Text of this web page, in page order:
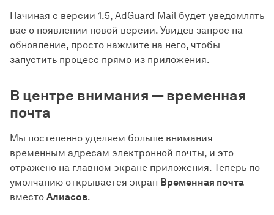
Начиная с версии 1.5, AdGuard Mail будет уведомлять
вас о появлении новой версии. Увидев запрос на
обновление, просто нажмите на него, чтобы
запустить процесс прямо из приложения.
В центре внимания — временная
почта
Мы постепенно уделяем больше внимания
временным адресам электронной почты, и это
отражено на главном экране приложения. Теперь по
умолчанию открывается экран Временная почта
вместо Алиасов.